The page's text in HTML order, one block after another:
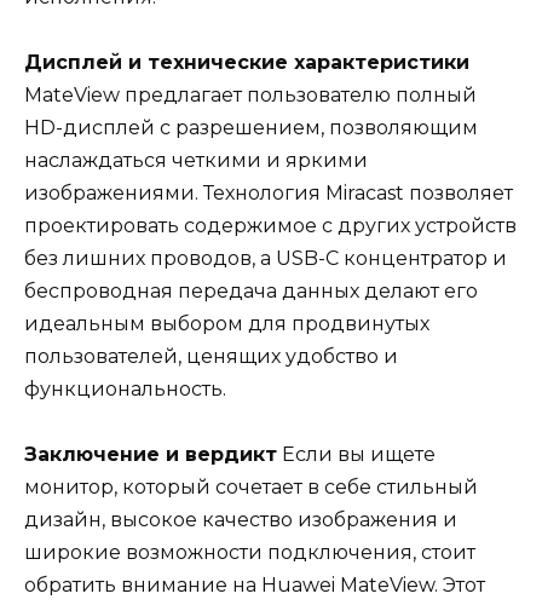
Дисплей и технические характеристики
MateView предлагает пользователю полный
HD-дисплей с разрешением, позволяющим
наслаждаться четкими и яркими
изображениями. Технология Miracast позволяет
проектировать содержимое с других устройств
без лишних проводов, а USB-C концентратор и
беспроводная передача данных делают его
идеальным выбором для продвинутых
пользователей, ценящих удобство и
функциональность.
Заключение и вердикт Если вы ищете
монитор, который сочетает в себе стильный
дизайн, высокое качество изображения и
широкие возможности подключения, стоит
обратить внимание на Huawei MateView. Этот